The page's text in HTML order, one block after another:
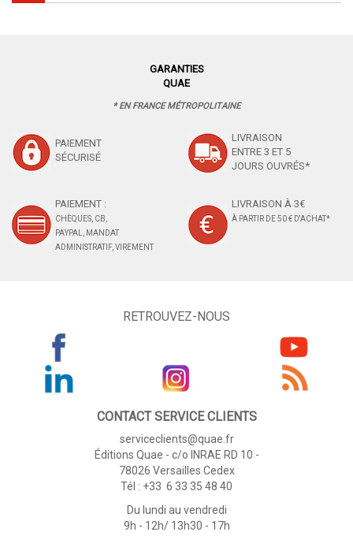
GARANTIES
QUAE
* EN FRANCE MÉTROPOLITAINE
PAIEMENT
SÉCURISÉ
LIVRAISON
ENTRE 3 ET 5
JOURS OUVRÉS*
PAIEMENT :
CHÈQUES, CB,
PAYPAL, MANDAT
ADMINISTRATIF, VIREMENT
LIVRAISON À 3€
À PARTIR DE 50 € D'ACHAT*
RETROUVEZ-NOUS
CONTACT SERVICE CLIENTS
serviceclients@quae.fr
Éditions Quae - c/o INRAE RD 10 -
78026 Versailles Cedex
Tél : +33 6 33 35 48 40
Du lundi au vendredi
9h - 12h/ 13h30 - 17h